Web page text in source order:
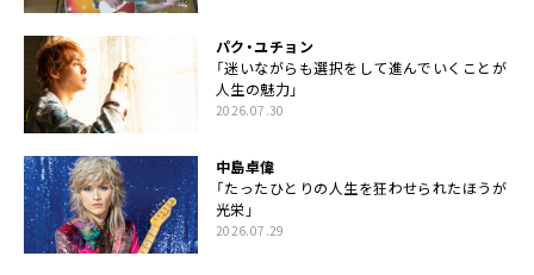
パク・ユチョン
「迷いながらも選択をして進んでいくことが
人生の魅力」
2026.07.30
中島卓偉
「たったひとりの人生を狂わせられたほうが
光栄」
2026.07.29